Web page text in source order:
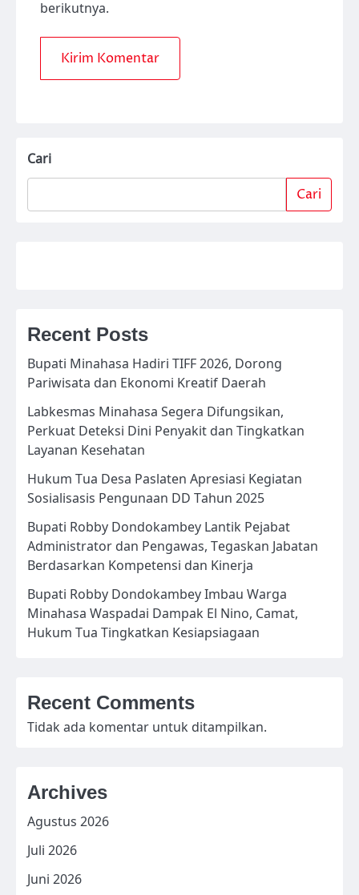
berikutnya.
Cari
Cari
Recent Posts
Bupati Minahasa Hadiri TIFF 2026, Dorong
Pariwisata dan Ekonomi Kreatif Daerah
Labkesmas Minahasa Segera Difungsikan,
Perkuat Deteksi Dini Penyakit dan Tingkatkan
Layanan Kesehatan
Hukum Tua Desa Paslaten Apresiasi Kegiatan
Sosialisasis Pengunaan DD Tahun 2025
Bupati Robby Dondokambey Lantik Pejabat
Administrator dan Pengawas, Tegaskan Jabatan
Berdasarkan Kompetensi dan Kinerja
Bupati Robby Dondokambey Imbau Warga
Minahasa Waspadai Dampak El Nino, Camat,
Hukum Tua Tingkatkan Kesiapsiagaan
Recent Comments
Tidak ada komentar untuk ditampilkan.
Archives
Agustus 2026
Juli 2026
Juni 2026